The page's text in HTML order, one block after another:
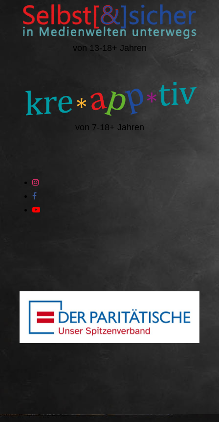
von 13-18+ Jahren
von 7-18+ Jahren